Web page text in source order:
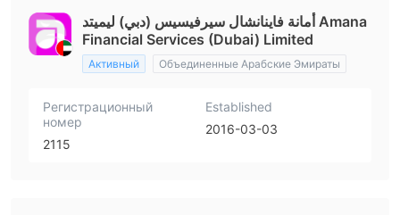
أمانة فاينانشال سيرفيسيس (دبي) ليميتد Amana
Financial Services (Dubai) Limited
Активный Объединенные Арабские Эмираты
Регистрационный
номер
2115
Established
2016-03-03